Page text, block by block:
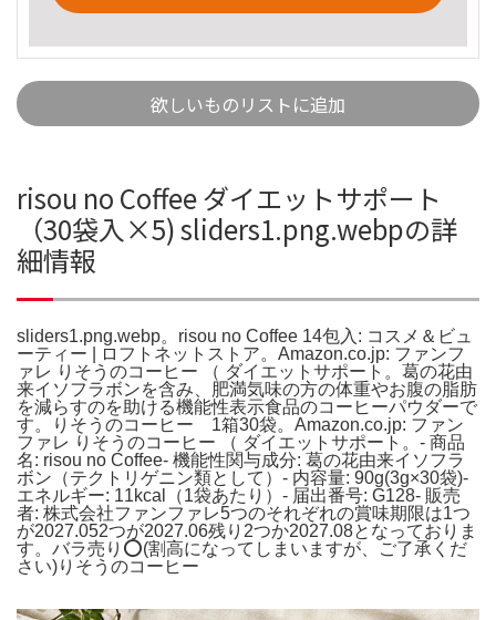
欲しいものリストに追加
risou no Coffee ダイエットサポート
（30袋入×5) sliders1.png.webpの詳
細情報
sliders1.png.webp。risou no Coffee 14包入: コスメ＆ビュ
ーティー | ロフトネットストア。Amazon.co.jp: ファンフ
ァレ りそうのコーヒー （ ダイエットサポート。葛の花由
来イソフラボンを含み、肥満気味の方の体重やお腹の脂肪
を減らすのを助ける機能性表示食品のコーヒーパウダーで
す。りそうのコーヒー 1箱30袋。Amazon.co.jp: ファン
ファレ りそうのコーヒー （ ダイエットサポート。- 商品
名: risou no Coffee- 機能性関与成分: 葛の花由来イソフラ
ボン（テクトリゲニン類として）- 内容量: 90g(3g×30袋)-
エネルギー: 11kcal（1袋あたり）- 届出番号: G128- 販売
者: 株式会社ファンファレ5つのそれぞれの賞味期限は1つ
が2027.052つが2027.06残り2つか2027.08となっておりま
す。バラ売り⭕️(割高になってしまいますが、ご了承くだ
さい)りそうのコーヒー